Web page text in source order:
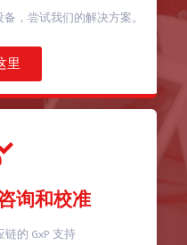
，尝试我们的解决方案。
里
询和校准
的 GxP 支持